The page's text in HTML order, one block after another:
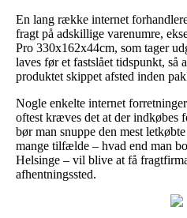
En lang række internet
fragt på adskillige varenumre,
Pro 330x162x44cm, som tager
laves før et fastslået tidspunkt, så
produktet skippet afsted inden
Nogle enkelte internet
oftest kræves det at der indkøbes
bør man snuppe den mest
mange tilfælde – hvad end man
Helsinge – vil blive at få
afhentningssted.